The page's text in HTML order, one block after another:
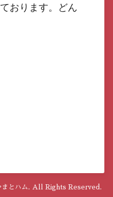
おります。どん
とハム. All Rights Reserved.